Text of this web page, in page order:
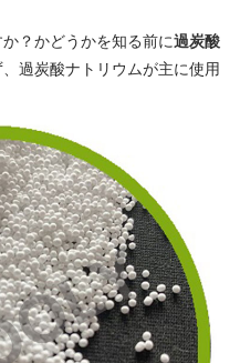
？かどうかを知る前に過炭酸
過炭酸ナトリウムが主に使用